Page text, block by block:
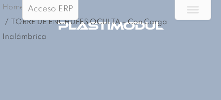
Acceso ERP
Home
/
TORRE DE ENCHUFES OCULTA – Con Carga
Inalámbrica